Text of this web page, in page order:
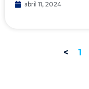
abril 11, 2024
< 1